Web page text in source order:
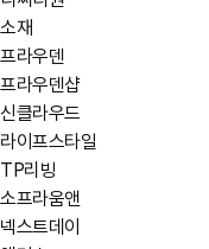
소재
프라우덴
프라우덴샵
신클라우드
라이프스타일
TP리빙
소프라움앤
넥스트데이